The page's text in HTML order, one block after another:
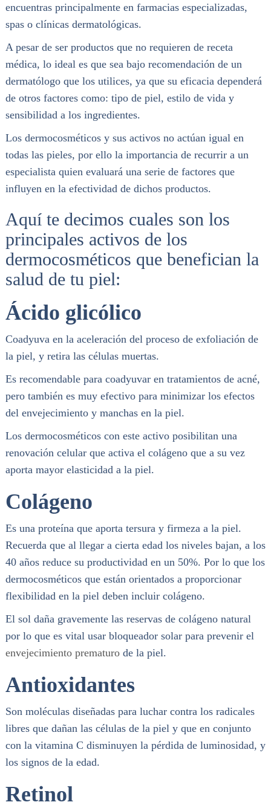
encuentras principalmente en farmacias especializadas,
spas o clínicas dermatológicas.
A pesar de ser productos que no requieren de receta
médica, lo ideal es que sea bajo recomendación de un
dermatólogo que los utilices, ya que su eficacia dependerá
de otros factores como: tipo de piel, estilo de vida y
sensibilidad a los ingredientes.
Los dermocosméticos y sus activos no actúan igual en
todas las pieles, por ello la importancia de recurrir a un
especialista quien evaluará una serie de factores que
influyen en la efectividad de dichos productos.
Aquí te decimos cuales son los
principales activos de los
dermocosméticos que benefician la
salud de tu piel:
Ácido glicólico
Coadyuva en la aceleración del proceso de exfoliación de
la piel, y retira las células muertas.
Es recomendable para coadyuvar en tratamientos de acné,
pero también es muy efectivo para minimizar los efectos
del envejecimiento y manchas en la piel.
Los dermocosméticos con este activo posibilitan una
renovación celular que activa el colágeno que a su vez
aporta mayor elasticidad a la piel.
Colágeno
Es una proteína que aporta tersura y firmeza a la piel.
Recuerda que al llegar a cierta edad los niveles bajan, a los
40 años reduce su productividad en un 50%. Por lo que los
dermocosméticos que están orientados a proporcionar
flexibilidad en la piel deben incluir colágeno.
El sol daña gravemente las reservas de colágeno natural
por lo que es vital usar bloqueador solar para prevenir el
envejecimiento prematurode la piel.
Antioxidantes
Son moléculas diseñadas para luchar contra los radicales
libres que dañan las células de la piel y que en conjunto
con la vitamina C disminuyen la pérdida de luminosidad, y
los signos de la edad.
Retinol